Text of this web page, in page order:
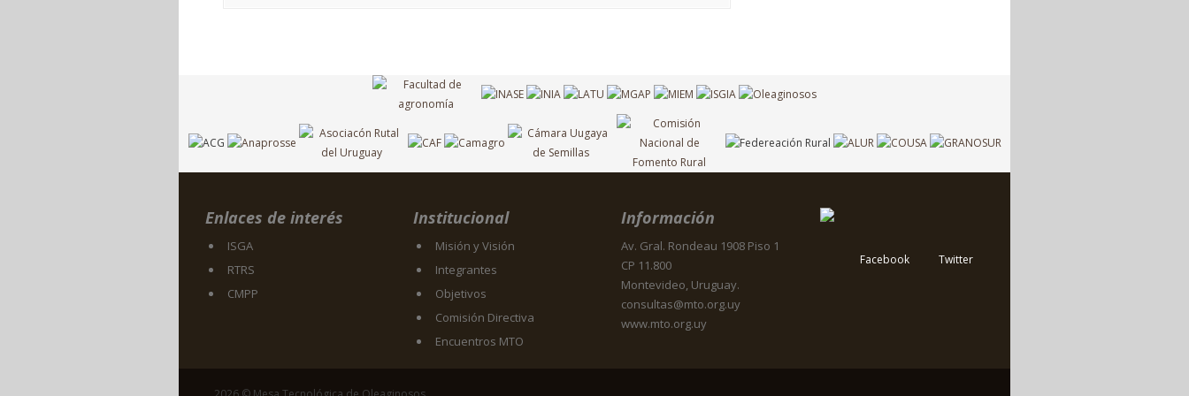
Enlaces de interés
ISGA
RTRS
CMPP
Institucional
Misión y Visión
Integrantes
Objetivos
Comisión Directiva
Encuentros MTO
Información
Av. Gral. Rondeau 1908 Piso 1
CP 11.800
Montevideo, Uruguay.
consultas@mto.org.uy
www.mto.org.uy
Facebook Twitter